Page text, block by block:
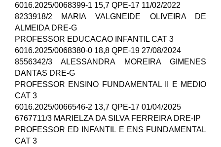
6016.2025/0068399-1 15,7 QPE-17 11/02/2022
8233918/2 MARIA VALGNEIDE OLIVEIRA DE
ALMEIDA DRE-G
PROFESSOR EDUCACAO INFANTIL CAT 3
6016.2025/0068380-0 18,8 QPE-19 27/08/2024
8556342/3 ALESSANDRA MOREIRA GIMENES
DANTAS DRE-G
PROFESSOR ENSINO FUNDAMENTAL II E MEDIO
CAT 3
6016.2025/0066546-2 13,7 QPE-17 01/04/2025
6767711/3 MARIELZA DA SILVA FERREIRA DRE-IP
PROFESSOR ED INFANTIL E ENS FUNDAMENTAL
CAT 3